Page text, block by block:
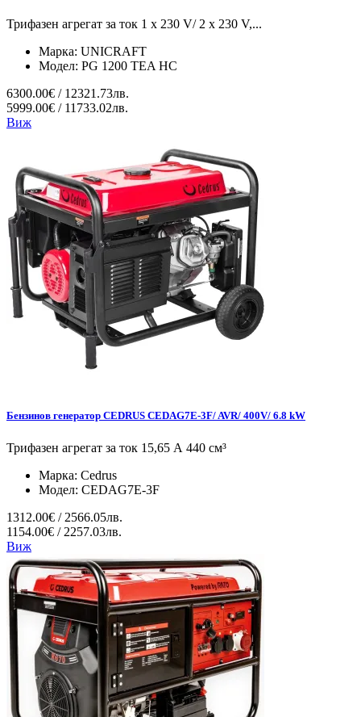
Трифазен агрегат за ток 1 x 230 V/ 2 x 230 V,...
Марка: UNICRAFT
Модел: PG 1200 TEA HC
6300.00€ / 12321.73лв.
5999.00€ / 11733.02лв.
Виж
Бензинов генератор CEDRUS CEDAG7E-3F/ AVR/ 400V/ 6.8 kW
Трифазен агрегат за ток 15,65 А 440 см³
Марка: Cedrus
Модел: CEDAG7E-3F
1312.00€ / 2566.05лв.
1154.00€ / 2257.03лв.
Виж